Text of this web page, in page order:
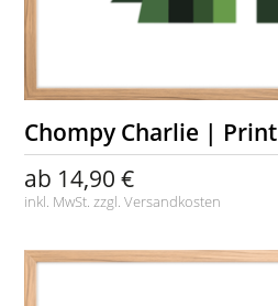
Chompy Charlie | Print
ab 14,90 €
inkl. MwSt. zzgl.Versandkosten